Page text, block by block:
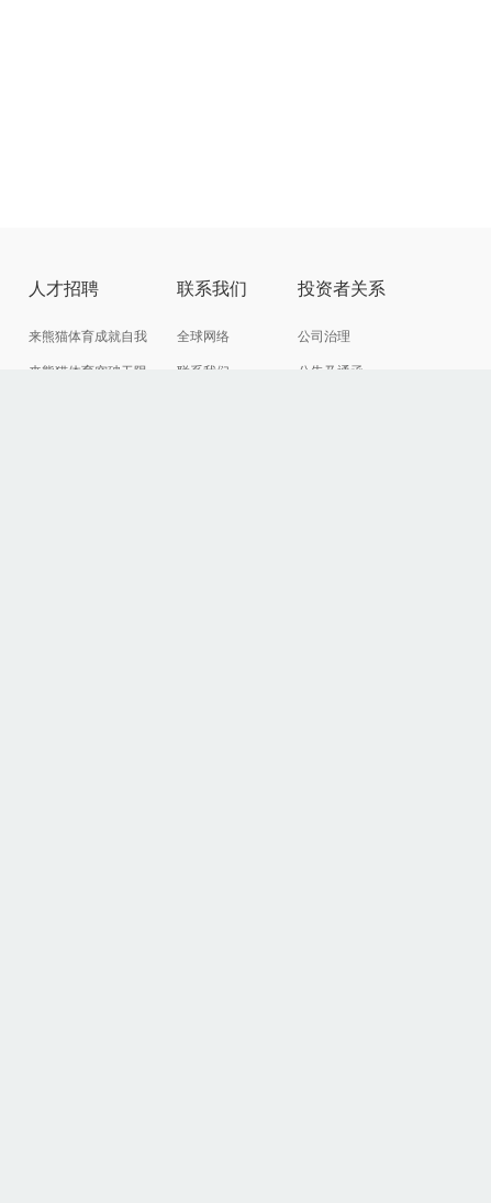
人才招聘
来熊猫体育成就自我
来熊猫体育突破无限
联系我们
全球网络
联系我们
投资者关系
公司治理
公告及通函